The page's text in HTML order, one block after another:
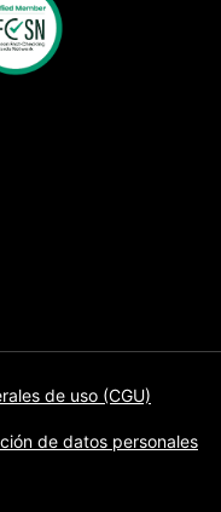
de uso (CGU)
de datos personales